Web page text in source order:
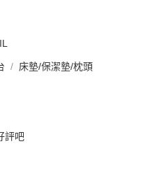
床墊/保潔墊/枕頭
評吧